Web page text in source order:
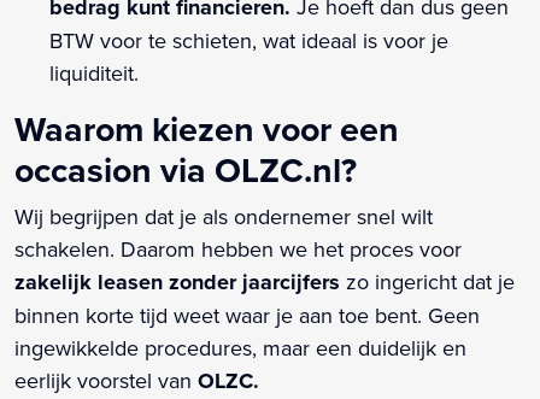
bedrag kunt financieren. Je hoeft dan dus geen
BTW voor te schieten, wat ideaal is voor je
liquiditeit.
Waarom kiezen voor een
occasion via OLZC.nl?
Wij begrijpen dat je als ondernemer snel wilt
schakelen. Daarom hebben we het proces voor
zakelijk leasen zonder jaarcijfers zo ingericht dat je
binnen korte tijd weet waar je aan toe bent. Geen
ingewikkelde procedures, maar een duidelijk en
eerlijk voorstel van OLZC.